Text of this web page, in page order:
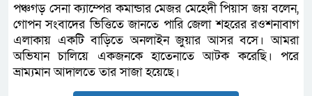
পঞ্চগড় সেনা ক্যাম্পের কমান্ডার মেজর মেহেদী পিয়াস জয় বলেন,
গোপন সংবাদের ভিত্তিতে জানতে পারি জেলা শহরের রওশনাবাগ
এলাকায় একটি বাড়িতে অনলাইন জুয়ার আসর বসে। আমরা
অভিযান চালিয়ে একজনকে হাতেনাতে আটক করেছি। পরে
ভ্রাম্যমান আদালতে তার সাজা হয়েছে।